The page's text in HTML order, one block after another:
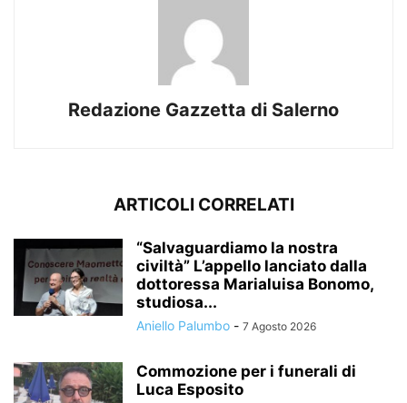
Redazione Gazzetta di Salerno
ARTICOLI CORRELATI
“Salvaguardiamo la nostra
civiltà” L’appello lanciato dalla
dottoressa Marialuisa Bonomo,
studiosa...
Aniello Palumbo - 7 Agosto 2026
Commozione per i funerali di
Luca Esposito